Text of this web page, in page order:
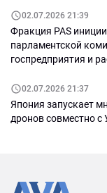
02.07.2026 21:39
Фракция PAS
парламентской
госпредприятия и
02.07.2026 21:37
Япония запускает
дронов совместно с